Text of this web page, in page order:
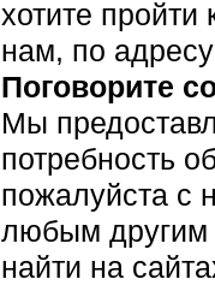
хотите
нам, по
Поговорите
Мы
потребность
пожалуйста c
любым другим
найти на